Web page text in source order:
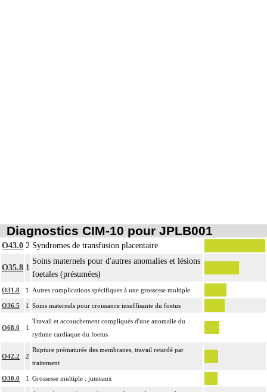
Diagnostics CIM-10 pour JPLB001
O43.0 2 Syndromes de transfusion placentaire
O35.8 1
Soins maternels pour d'autres anomalies et lésions
foetales (présumées)
O31.8 1 Autres complications spécifiques à une grossesse multiple
O36.5 1 Soins maternels pour croissance insuffisante du foetus
O68.0 1
Travail et accouchement compliqués d'une anomalie du
rythme cardiaque du foetus
O42.2 2
Rupture prématurée des membranes, travail retardé par
traitement
O30.0 1 Grossesse multiple : jumeaux